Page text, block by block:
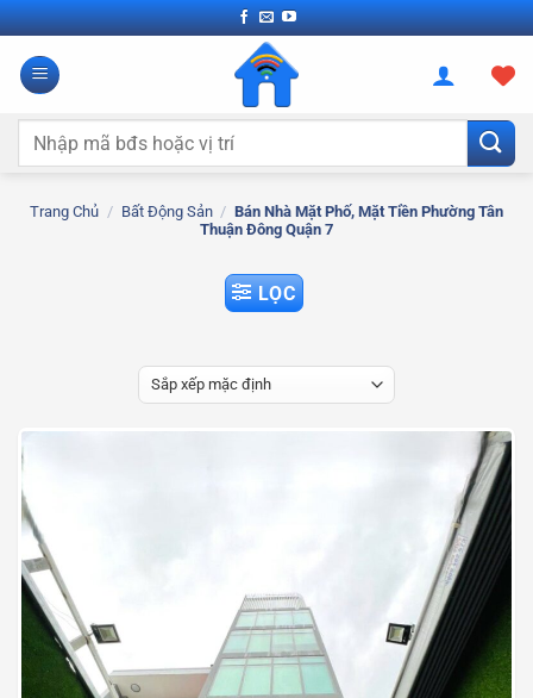
Bỏ
qua
nội
Tìm
Trang Chủ / Bất Động Sản / Bán Nhà Mặt Phố, Mặt Tiền Phường Tân
Thuận Đông Quận 7
LỌC